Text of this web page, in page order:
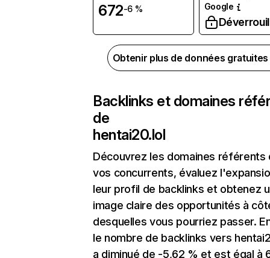
672-6 %
Google
Obtenir plus de données
Backlinks et domaines
de
hentai20.lol
Découvrez les domaines référents
vos concurrents, évaluez
leur profil de backlinks et obtenez
image claire des opportunités à
desquelles vous pourriez passer.
le nombre de backlinks vers
a diminué de -5,62 % et est égal à